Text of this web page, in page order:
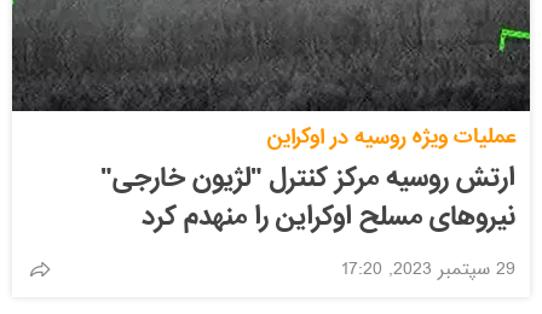
عملیات ویژه روسیه در اوکراین
ارتش روسیه مرکز کنترل "لژیون خارجی"
نیروهای مسلح اوکراین را منهدم کرد
29 سپتمبر 2023, 17:20